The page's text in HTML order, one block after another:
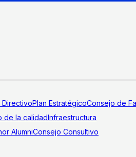
DirectivoPlan EstratégicoConsejo de
de la calidadInfraestructura
AlumniConsejo Consultivo